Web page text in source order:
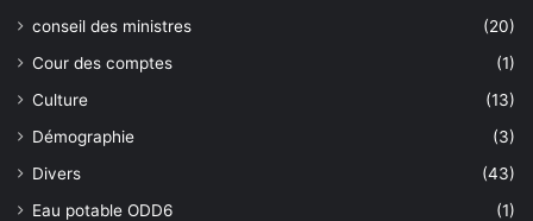
conseil des ministres
(20)
Cour des comptes
(1)
Culture
(13)
Démographie
(3)
Divers
(43)
Eau potable ODD6
(1)